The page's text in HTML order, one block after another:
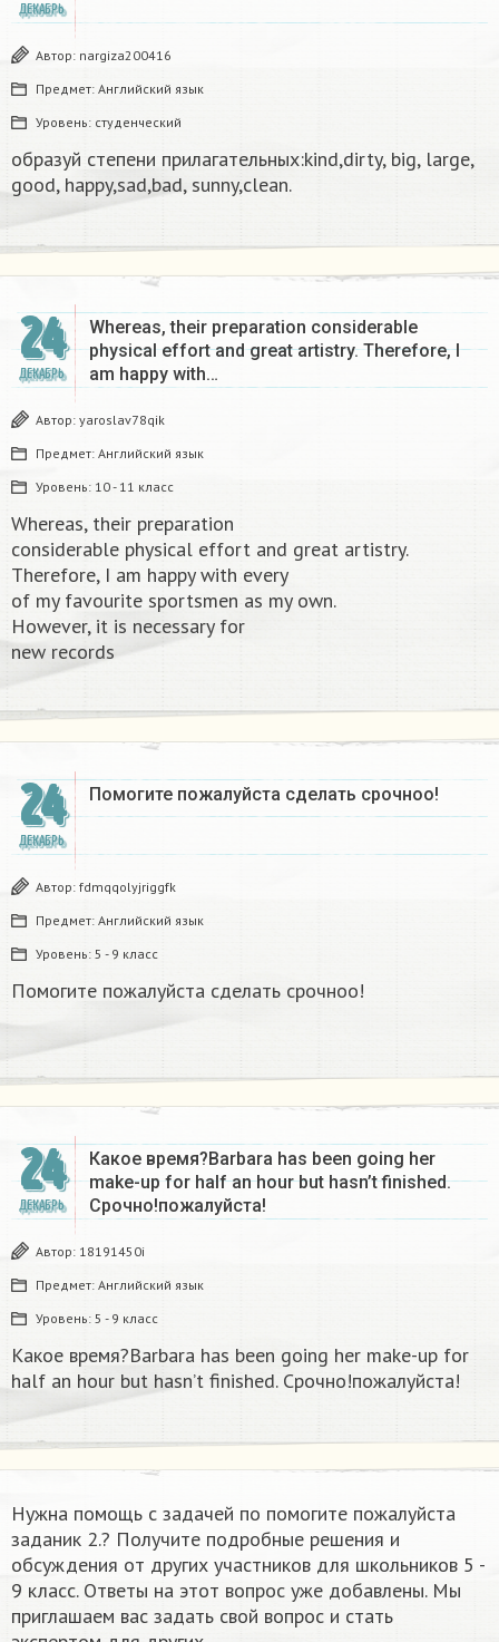
ДЕКАБРЬ
Автор: nargiza200416
Предмет: Английский язык
Уровень: студенческий
образуй степени прилагательных:kind,dirty, big, large,
good, happy,sad,bad, sunny,clean.​
24
ДЕКАБРЬ
Whereas, their preparation considerable
physical effort and great artistry. Therefore, I
am happy with…
Автор: yaroslav78qik
Предмет: Английский язык
Уровень: 10 - 11 класс
Whereas, their preparation
considerable physical effort and great artistry.
Therefore, I am happy with every
of my favourite sportsmen as my own.
However, it is necessary for
new records​
24
ДЕКАБРЬ
Помогите пожалуйста сделать срочноо! ​
Автор: fdmqqolyjriggfk
Предмет: Английский язык
Уровень: 5 - 9 класс
Помогите пожалуйста сделать срочноо!
24
ДЕКАБРЬ
Какое время?Barbara has been going her
make-up for half an hour but hasn’t finished.
Срочно!пожалуйста!
Автор: 18191450i
Предмет: Английский язык
Уровень: 5 - 9 класс
Какое время?Barbara has been going her make-up for
half an hour but hasn’t finished. Срочно!пожалуйста!
Нужна помощь с задачей по помогите пожалуйста
заданик 2.​? Получите подробные решения и
обсуждения от других участников для школьников 5 -
9 класс. Ответы на этот вопрос уже добавлены. Мы
приглашаем вас задать свой вопрос и стать